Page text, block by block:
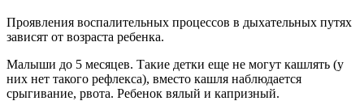
Проявления воспалительных процессов в дыхательных путях
зависят от возраста ребенка.
Малыши до 5 месяцев. Такие детки еще не могут кашлять (у
них нет такого рефлекса), вместо кашля наблюдается
срыгивание, рвота. Ребенок вялый и капризный.